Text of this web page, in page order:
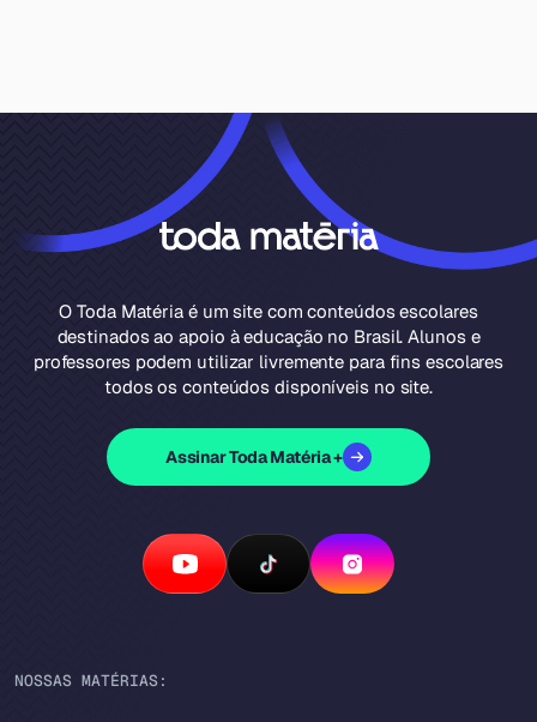
O Toda Matéria é um site com conteúdos escolares
destinados ao apoio à educação no Brasil. Alunos e
professores podem utilizar livremente para fins escolares
todos os conteúdos disponíveis no site.
Assinar Toda Matéria +
NOSSAS MATÉRIAS: